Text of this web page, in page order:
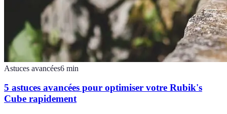
Astuces avancées6 min
5 astuces avancées pour optimiser votre Rubik's
Cube rapidement